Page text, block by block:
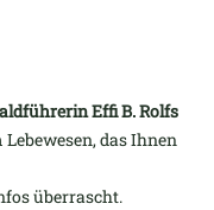
Effi B. Rolfs
das Ihnen
überrascht.